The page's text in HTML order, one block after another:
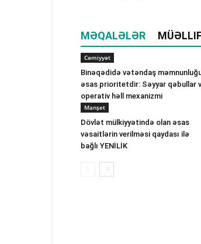
MƏQALƏLƏR
Cəmiyyət
Binəqədidə vətəndaş
əsas prioritetdir: Səyyar qəbullar
operativ həll mexanizmi
Manşet
Dövlət mülkiyyətində olan əsas
vəsaitlərin verilməsi qaydası ilə
bağlı YENİLİK